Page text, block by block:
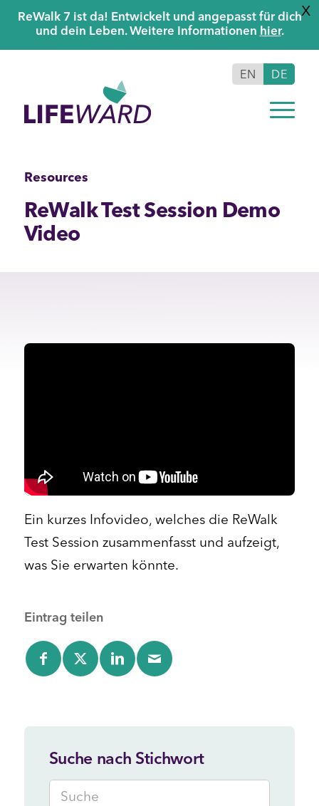
X
ReWalk 7 ist da! Entwickelt und angepasst für dich
und dein Leben. Weitere Informationen hier.
EN DE
Resources
ReWalk Test Session Demo
Video
Ein kurzes Infovideo, welches die ReWalk
Test Session zusammenfasst und aufzeigt,
was Sie erwarten könnte.
Eintrag teilen
Suche nach Stichwort